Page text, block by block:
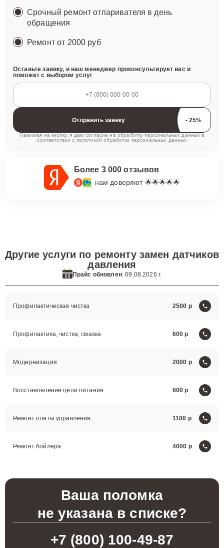
Срочный ремонт отпаривателя в день
обращения
Ремонтот 2000 руб
Оставьте заявку, и наш менеджер проконсультирует вас и
поможет с выбором услуг
Отправить заявку
Нажимая на кнопку, я даю согласие на обработку персональных данных в
соответствии с политикой обработки персональных данных
Более 3 000 отзывов
нам доверяют 🌟🌟🌟🌟🌟
Другие услуги по ремонту замен датчиков
давления
Прайс обновлен: 09.08.2026 г.
Профилактическая чистка 2500
Профилактика, чистка, смазка 600
Модернизация 2000
Восстановление цепи питания 800
Ремонт платы управления 1100
Ремонт бойлера 4000
Ваша поломка
не указана в списке?
+7 (800) 100-49-87